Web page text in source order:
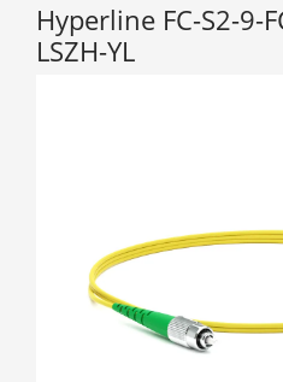
Hyperline FC-S2-9-
LSZH-YL